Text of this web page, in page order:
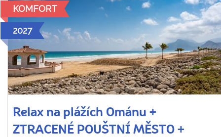
KOMFORT
2027
Relax na plážích Ománu +
ZTRACENÉ POUŠTNÍ MĚSTO +